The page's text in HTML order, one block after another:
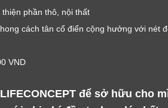
phần thô, nội thất
cách tân cổ điển cộng hưởng với nét
VND
để sở hữu cho